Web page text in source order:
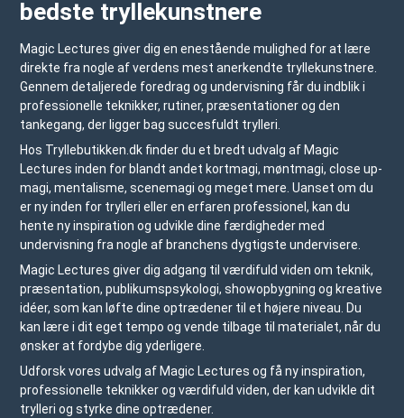
bedste tryllekunstnere
Magic Lectures giver dig en enestående mulighed for at lære
direkte fra nogle af verdens mest anerkendte tryllekunstnere.
Gennem detaljerede foredrag og undervisning får du indblik i
professionelle teknikker, rutiner, præsentationer og den
tankegang, der ligger bag succesfuldt trylleri.
Hos Tryllebutikken.dk finder du et bredt udvalg af Magic
Lectures inden for blandt andet kortmagi, møntmagi, close up-
magi, mentalisme, scenemagi og meget mere. Uanset om du
er ny inden for trylleri eller en erfaren professionel, kan du
hente ny inspiration og udvikle dine færdigheder med
undervisning fra nogle af branchens dygtigste undervisere.
Magic Lectures giver dig adgang til værdifuld viden om teknik,
præsentation, publikumspsykologi, showopbygning og kreative
idéer, som kan løfte dine optrædener til et højere niveau. Du
kan lære i dit eget tempo og vende tilbage til materialet, når du
ønsker at fordybe dig yderligere.
Udforsk vores udvalg af Magic Lectures og få ny inspiration,
professionelle teknikker og værdifuld viden, der kan udvikle dit
trylleri og styrke dine optrædener.